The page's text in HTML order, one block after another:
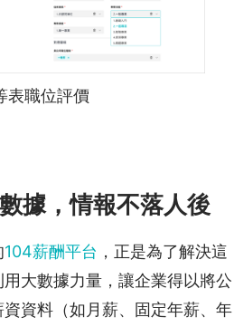
表職位評價
據，情報不落人後
104薪酬平台 ，正是為了解決這
大數據力量，讓企業得以將公
資料（如月薪、固定年薪、年